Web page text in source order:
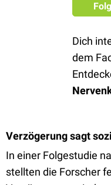
Dich
dem
Verzögerung sagt
In einer Folgestudie
stellten die Forscher